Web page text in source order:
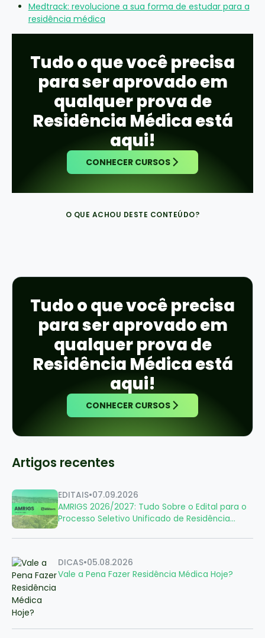
Medtrack: revolucione a sua forma de estudar para a
residência médica
Tudo o que você precisa
para ser aprovado em
qualquer prova de
Residência Médica está
aqui!
CONHECER CURSOS
O QUE ACHOU DESTE CONTEÚDO?
Artigos recentes
EDITAIS•07.09.2026
AMRIGS 2026/2027: Tudo Sobre o Edital para o
Processo Seletivo Unificado de Residência
DICAS•05.08.2026
Vale a Pena Fazer Residência Médica Hoje?
Tudo o que você precisa
para ser aprovado em
qualquer prova de
Residência Médica está
aqui!
CONHECER CURSOS